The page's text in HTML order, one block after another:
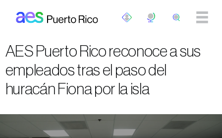
AES Puerto Rico reconoce a sus
empleados tras el paso del
huracán Fiona por la isla